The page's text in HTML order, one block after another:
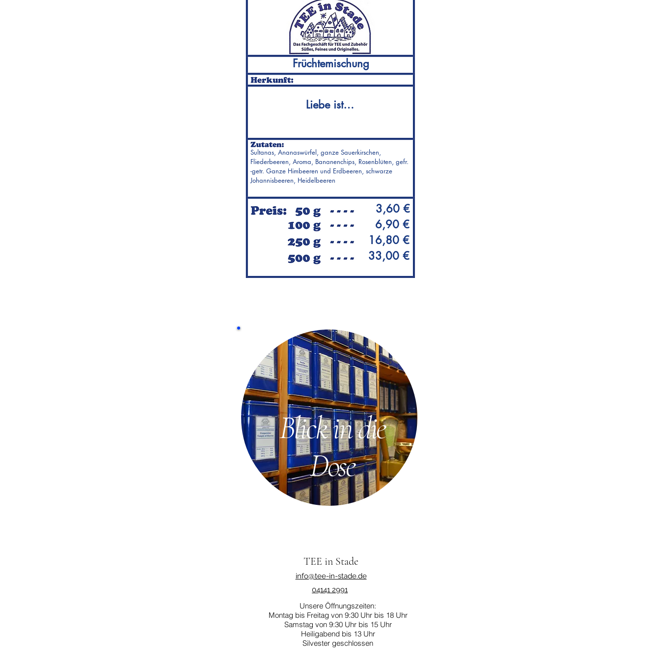
Früchtemischung
Liebe ist…
Sultanas, Ananaswürfel, ganze Sauerkirschen,
Fliederbeeren, Aroma, Bananenchips, Rosenblüten, gefr.
-getr. Ganze Himbeeren und Erdbeeren, schwarze
Johannisbeeren, Heidelbeeren
3,60 €
6,90 €
16,80 €
33,00 €
Blick in die
Dose
TEE in Stade
info@tee-in-stade.de
04141 2991
Unsere Öffnungszeiten:
Montag bis Freitag von 9:30 Uhr bis 18 Uhr
Samstag von 9:30 Uhr bis 15 Uhr
Heiligabend bis 13 Uhr
Silvester geschlossen